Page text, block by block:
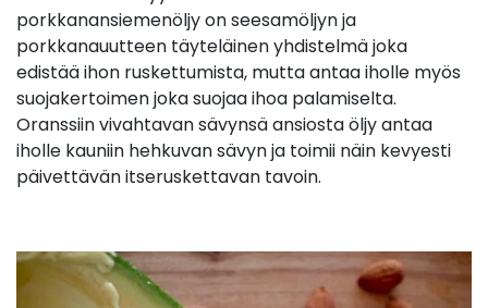
porkkanansiemenöljy on seesamöljyn ja
porkkanauutteen täyteläinen yhdistelmä joka
edistää ihon ruskettumista, mutta antaa iholle myös
suojakertoimen joka suojaa ihoa palamiselta.
Oranssiin vivahtavan sävynsä ansiosta öljy antaa
iholle kauniin hehkuvan sävyn ja toimii näin kevyesti
päivettävän itseruskettavan tavoin.